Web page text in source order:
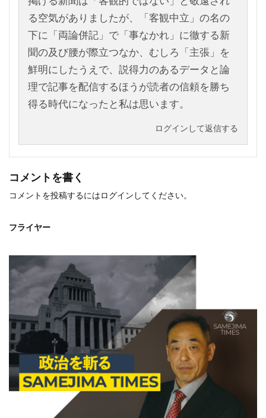
る空気がありましたが、「客観中立」の名の
下に「両論併記」で「事なかれ」に徹する新
聞の及び腰が際立つなか、むしろ「主張」を
鮮明にしたうえで、説得力のあるデータと論
理で記事を配信するほうが読者の信頼を勝ち
得る時代になったと私は思います。
ログインして返信する
コメントを書く
コメントを投稿するにはログイン してください。
フライヤー